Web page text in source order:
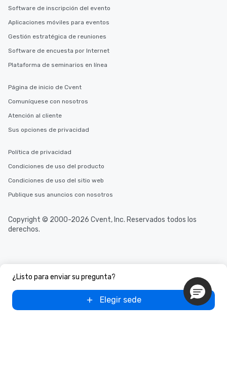
¿Listo para enviar su pregunta?
Elegir sede
Software de inscripción del evento
Aplicaciones móviles para eventos
Gestión estratégica de reuniones
Software de encuesta por Internet
Plataforma de seminarios en línea
Página de inicio de Cvent
Comuníquese con nosotros
Atención al cliente
Sus opciones de privacidad
Política de privacidad
Condiciones de uso del producto
Condiciones de uso del sitio web
Publique sus anuncios con nosotros
Copyright © 2000-2026 Cvent, Inc. Reservados todos los
derechos.